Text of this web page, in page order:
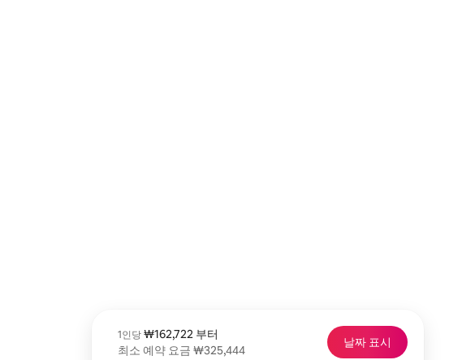
⁠1⁠인⁠당⁠ ₩162,722 부터
1인당 최저 ₩162,722
최소 예약 요금 ₩325,444
날짜 표시